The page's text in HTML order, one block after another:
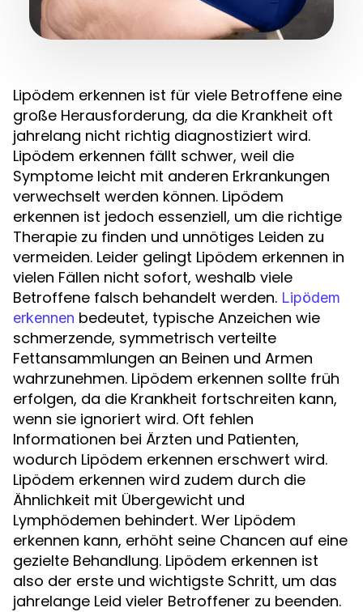
Lipödem erkennen ist für viele Betroffene eine
große Herausforderung, da die Krankheit oft
jahrelang nicht richtig diagnostiziert wird.
Lipödem erkennen fällt schwer, weil die
Symptome leicht mit anderen Erkrankungen
verwechselt werden können. Lipödem
erkennen ist jedoch essenziell, um die richtige
Therapie zu finden und unnötiges Leiden zu
vermeiden. Leider gelingt Lipödem erkennen in
vielen Fällen nicht sofort, weshalb viele
Betroffene falsch behandelt werden. Lipödem
erkennen bedeutet, typische Anzeichen wie
schmerzende, symmetrisch verteilte
Fettansammlungen an Beinen und Armen
wahrzunehmen. Lipödem erkennen sollte früh
erfolgen, da die Krankheit fortschreiten kann,
wenn sie ignoriert wird. Oft fehlen
Informationen bei Ärzten und Patienten,
wodurch Lipödem erkennen erschwert wird.
Lipödem erkennen wird zudem durch die
Ähnlichkeit mit Übergewicht und
Lymphödemen behindert. Wer Lipödem
erkennen kann, erhöht seine Chancen auf eine
gezielte Behandlung. Lipödem erkennen ist
also der erste und wichtigste Schritt, um das
jahrelange Leid vieler Betroffener zu beenden.